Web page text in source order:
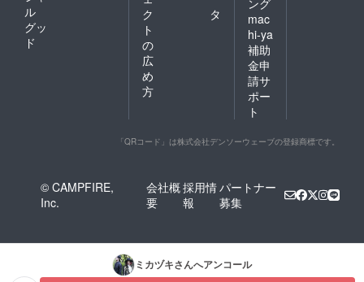
ル
グッ
ド
ク
ト
の
広
め
方
タ
mac
hi-ya
補助
金申
請サ
ポー
ト
「QRコード」は株式会社デンソーウェーブの登録商標です。
© CAMPFIRE,
Inc.
会社概
要
採用情
報
パートナー
募集
ミカヅキさんへアンコール